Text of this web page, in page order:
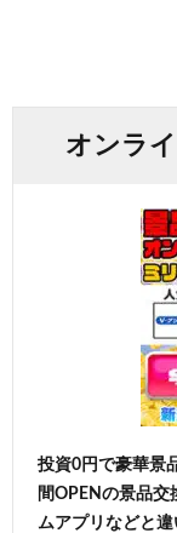
オンラ
投資0円で豪華景
間OPENの景品
ムアプリなどと